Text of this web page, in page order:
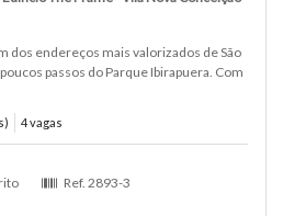
dos endereços mais valorizados de São
passos do Parque Ibirapuera. Com
4 vagas
Ref. 2893-3